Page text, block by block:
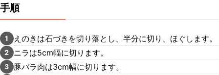
手順
1 えのきは石づきを切り落とし、半分に切り、ほぐします。
2 ニラは5cm幅に切ります。
3 豚バラ肉は3cm幅に切ります。